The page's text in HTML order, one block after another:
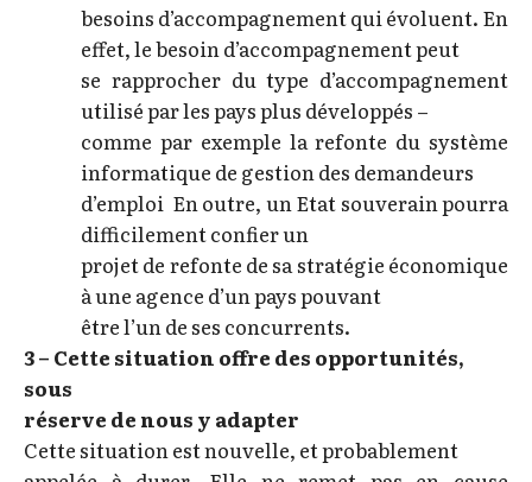
besoins d’accompagnement qui évoluent. En
effet, le besoin d’accompagnement peut
se rapprocher du type d’accompagnement
utilisé par les pays plus développés –
comme par exemple la refonte du système
informatique de gestion des demandeurs
d’emploi En outre, un Etat souverain pourra
difficilement confier un
projet de refonte de sa stratégie économique
à une agence d’un pays pouvant
être l’un de ses concurrents.
3 – Cette situation offre des opportunités,
sous
réserve de nous y adapter
Cette situation est nouvelle, et probablement